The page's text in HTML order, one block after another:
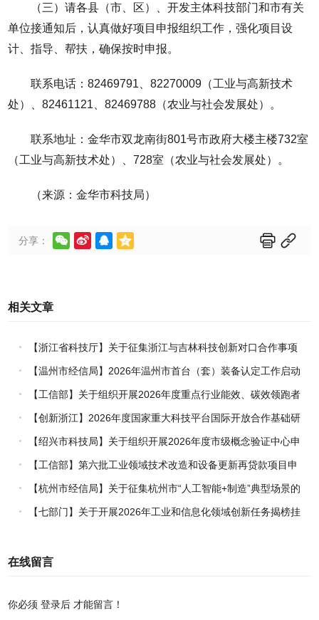
（三）请各县（市、区）、开发主体科技部门和市有关
单位接通知后，认真做好项目申报组织工作，强化项目设
计、指导、帮扶，确保按时申报。
联系电话：82469791、82270009（工业与高新技术
处）、82461121、82469788（农业与社会发展处）。
联系地址：金华市双龙南街801号市政府大楼主楼732室
（工业与高新技术处）、728室（农业与社会发展处）。
（来源：金华市科技局）
分享：      
相关文章
【浙江省科技厅】关于征集浙江与吉林科技创新对口合作事项
的通知【温州市经信局】2026年温州市首台（套）装备认定工作启动
【工信部】关于组织开展2026年度重点行业能效、碳效领跑者
企业推荐工作的通知
【创新浙江】2026年度国家重大科技平台国际开放合作基础研
究专项（试点）项目指南
【绍兴市科技局】关于组织开展2026年度市级概念验证中心申
报工作的通知
【工信部】第六批工业领域技术改造和设备更新再贷款项目申
报工作启动
【杭州市经信局】关于征集杭州市“人工智能+制造”典型场景的
通知【七部门】关于开展2026年工业和信息化领域创新任务揭榜挂
在线留言
你必须登录后 才能留言！